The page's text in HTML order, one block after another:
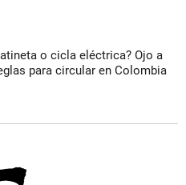
o cicla eléctrica? Ojo a
para circular en Colombia